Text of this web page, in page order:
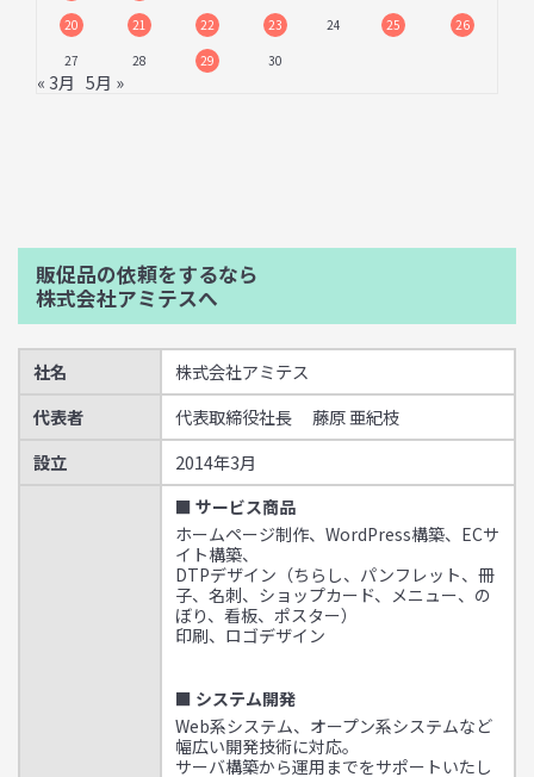
20
21 22 23 24 25
26
27
28 29 30
« 3月 5月 »
販促品の依頼をするなら
株式会社アミテスへ
社名
株式会社アミテス
代表者
代表取締役社長 藤原 亜紀枝
設立
2014年3月
■ サービス商品
ホームページ制作、WordPress構築、ECサ
イト構築、
DTPデザイン（ちらし、パンフレット、冊
子、名刺、ショップカード、メニュー、の
ぼり、看板、ポスター）
印刷、ロゴデザイン
■ システム開発
Web系システム、オープン系システムなど
幅広い開発技術に対応。
サーバ構築から運用までをサポートいたし